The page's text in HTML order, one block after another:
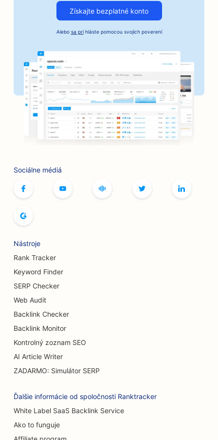
Získajte bezplatné konto
Alebo sa prihláste pomocou svojich poverení
Sociálne médiá
Nástroje
Rank Tracker
Keyword Finder
SERP Checker
Web Audit
Backlink Checker
Backlink Monitor
Kontrolný zoznam SEO
AI Article Writer
ZADARMO: Simulátor SERP
Ďalšie informácie od spoločnosti Ranktracker
White Label SaaS Backlink Service
Ako to funguje